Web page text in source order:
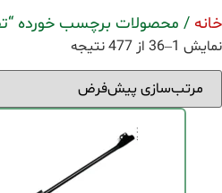
خانه / محصولات برچسب خورده
نمایش 1–36 از 477 نتیجه